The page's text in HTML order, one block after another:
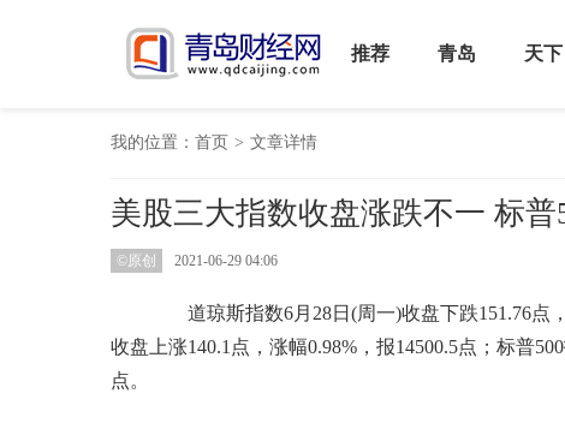
推荐 青岛 天下
我的位置： 首页 > 文章详情
美股三大指数收盘涨跌不一 标
©原创 2021-06-29 04:06
道琼斯指数6月28日(周一)收盘下跌151.76点，
收盘上涨140.1点，涨幅0.98%，报14500.5点；标普
点。